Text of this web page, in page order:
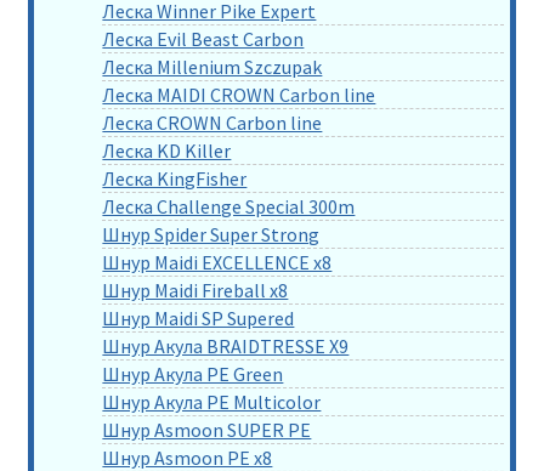
Леска Winner Pike Expert
Леска Evil Beast Carbon
Леска Millenium Szczupak
Леска MAIDI CROWN Carbon line
Леска CROWN Carbon line
Леска KD Killer
Леска KingFisher
Леска Challenge Special 300m
Шнур Spider Super Strong
Шнур Maidi EXCELLENCE x8
Шнур Maidi Fireball x8
Шнур Maidi SP Supered
Шнур Акула BRAIDTRESSE X9
Шнур Акула PE Green
Шнур Акула PE Multicolor
Шнур Asmoon SUPER PE
Шнур Asmoon PE x8